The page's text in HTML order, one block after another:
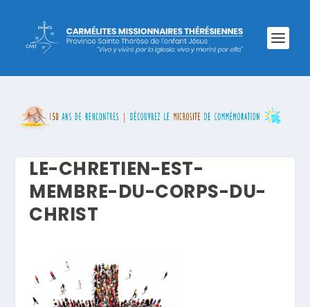
LE-CHRETIEN-EST-
MEMBRE-DU-CORPS-DU-
CHRIST